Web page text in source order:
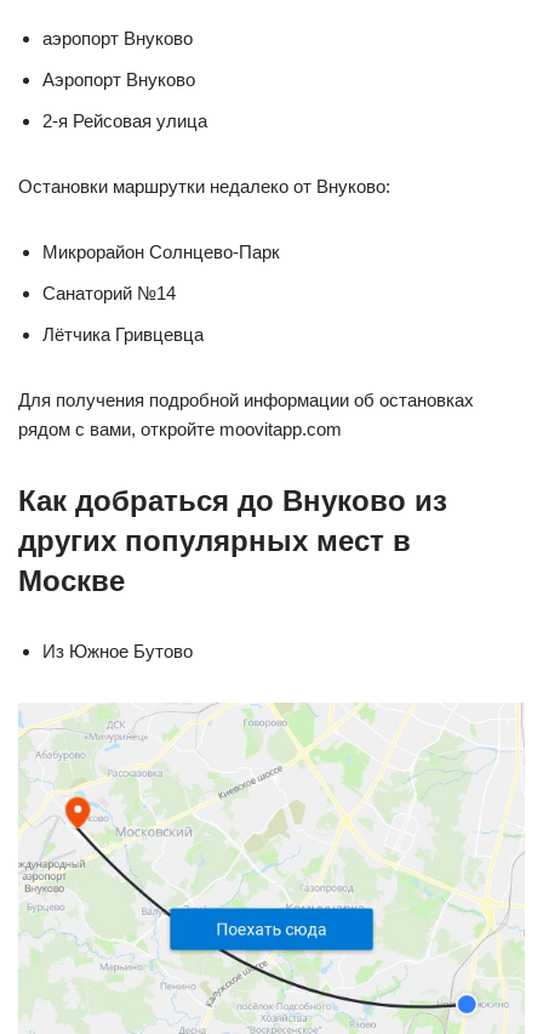
аэропорт Внуково
Аэропорт Внуково
2-я Рейсовая улица
Остановки маршрутки недалеко от Внуково:
Микрорайон Солнцево-Парк
Санаторий №14
Лётчика Гривцевца
Для получения подробной информации об остановках
рядом с вами, откройте moovitapp.com
Как добраться до Внуково из
других популярных мест в
Москве
Из Южное Бутово